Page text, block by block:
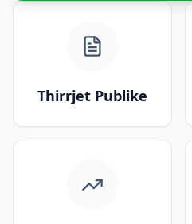
Thirrjet Publike